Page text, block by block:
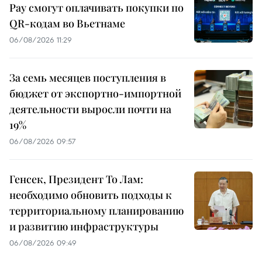
Pay смогут оплачивать покупки по
QR-кодам во Вьетнаме
06/08/2026 11:29
За семь месяцев поступления в
бюджет от экспортно-импортной
деятельности выросли почти на
19%
06/08/2026 09:57
Генсек, Президент То Лам:
необходимо обновить подходы к
территориальному планированию
и развитию инфраструктуры
06/08/2026 09:49